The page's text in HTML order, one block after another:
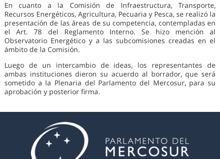
En cuanto a la Comisión de Infraestructura, Transporte,
Recursos Energéticos, Agricultura, Pecuaria y Pesca, se realizó la
presentación de las áreas de su competencia, contempladas en
el Art. 78 del Reglamento Interno. Se hizo mención al
Observatorio Energético y a las subcomisiones creadas en el
ámbito de la Comisión.
Luego de un intercambio de ideas, los representantes de
ambas instituciones dieron su acuerdo al borrador, que será
sometido a la Plenaria del Parlamento del Mercosur, para su
aprobación y posterior firma.